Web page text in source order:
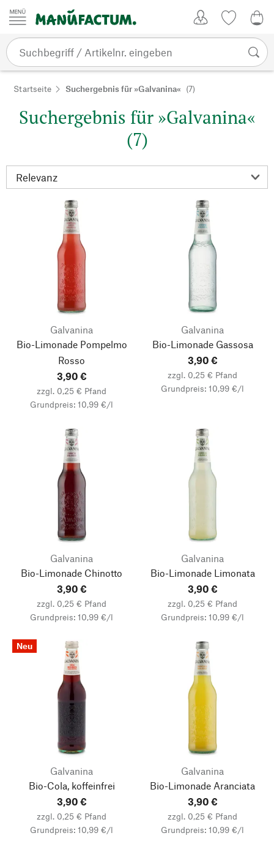
Zum Inhalt springen
Startseite Suchergebnis für »Galvanina« (7)
Suchergebnis für »Galvanina«
(7)
Galvanina
Bio-Limonade Pompelmo
Rosso
3,90 €
zzgl. 0,25 € Pfand
Grundpreis: 10,99 €/l
Galvanina
Bio-Limonade Gassosa
3,90 €
zzgl. 0,25 € Pfand
Grundpreis: 10,99 €/l
Galvanina
Bio-Limonade Chinotto
3,90 €
zzgl. 0,25 € Pfand
Grundpreis: 10,99 €/l
Galvanina
Bio-Limonade Limonata
3,90 €
zzgl. 0,25 € Pfand
Grundpreis: 10,99 €/l
Neu
Galvanina
Bio-Cola, koffeinfrei
3,90 €
zzgl. 0,25 € Pfand
Grundpreis: 10,99 €/l
Galvanina
Bio-Limonade Aranciata
3,90 €
zzgl. 0,25 € Pfand
Grundpreis: 10,99 €/l